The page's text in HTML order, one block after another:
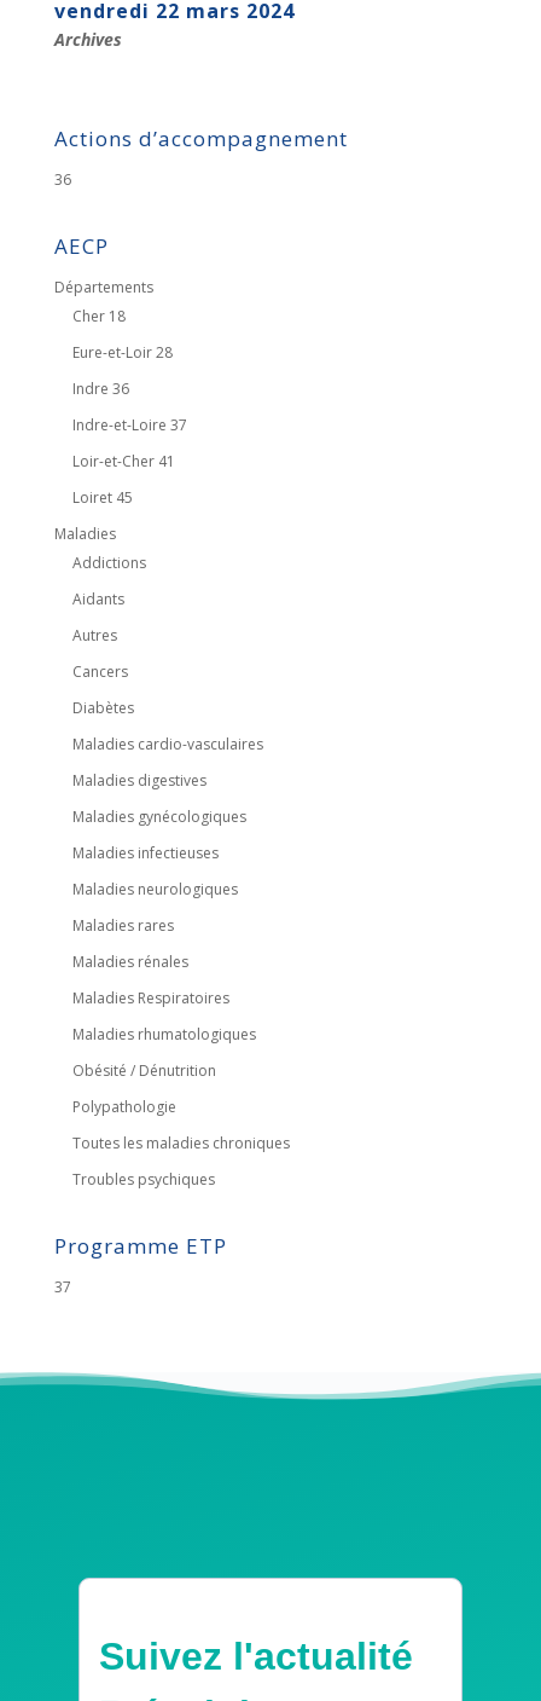
vendredi 22 mars 2024
Archives
Actions d’accompagnement
36
AECP
Départements
Cher 18
Eure-et-Loir 28
Indre 36
Indre-et-Loire 37
Loir-et-Cher 41
Loiret 45
Maladies
Addictions
Aidants
Autres
Cancers
Diabètes
Maladies cardio-vasculaires
Maladies digestives
Maladies gynécologiques
Maladies infectieuses
Maladies neurologiques
Maladies rares
Maladies rénales
Maladies Respiratoires
Maladies rhumatologiques
Obésité / Dénutrition
Polypathologie
Toutes les maladies chroniques
Troubles psychiques
Programme ETP
37